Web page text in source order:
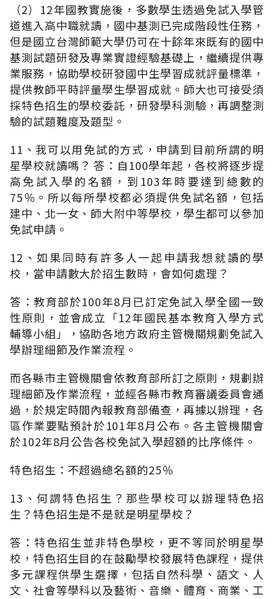
（2）12年國教實施後，多數學生透過免試入學管
道進入高中職就讀，國中基測已完成階段性任務，
但是國立台灣師範大學仍可在十餘年來既有的國中
基測試題研發及專業實證經驗基礎上，繼續提供專
業服務，協助學校研發國中生學習成就評量標準，
提供教師平時評量學生學習成就。師大也可接受須
採特色招生的學校委託，研發學科測驗，再調整測
驗的試題難度及題型。
11、我可以用免試的方式，申請到目前所謂的明
星學校就讀嗎？ 答：自100學年起，各校將逐步提
高免試入學的名額，到103年時要達到總數的
75％。所以每所學校都必須提供免試名額，包括
建中、北一女、師大附中等學校，學生都可以參加
免試申請。
12、如果同時有許多人一起申請我想就讀的學
校，當申請數大於招生數時，會如何處理？
答：教育部於100年8月已訂定免試入學全國一致
性原則，並會成立「12年國民基本教育入學方式
輔導小組」，協助各地方政府主管機關規劃免試入
學辦理細節及作業流程。
而各縣市主管機關會依教育部所訂之原則，規劃辦
理細節及作業流程，並經各縣市教育審議委員會通
過，於規定時間內報教育部備查，再據以辦理，各
區作業要點預計於101年8月公布。各主管機關會
於102年8月公告各校免試入學超額的比序條件。
特色招生：不超過總名額的25％
13、何謂特色招生？那些學校可以辦理特色招
生？特色招生是不是就是明星學校？
答：特色招生並非特色學校，更不等同於明星學
校，特色招生目的在鼓勵學校發展特色課程，提供
多元課程供學生選擇，包括自然科學、語文、人
文、社會等學科以及藝術、音樂、體育、商業、工